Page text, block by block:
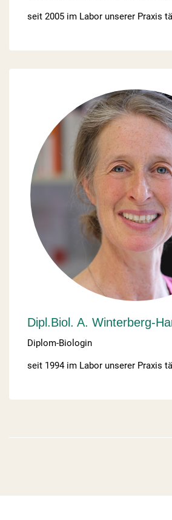
seit 2005 im Labor unserer Praxis
Dipl.Biol. A. Winterberg-
Diplom-Biologin
seit 1994 im Labor unserer Praxis